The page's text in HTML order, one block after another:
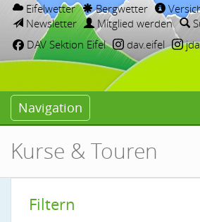
Eifelwetter Bergwetter
Newsletter
Mitglied werden
DAV Sektion Eifel
dav.eifel
Navigation
Kurse & Touren
Filtern